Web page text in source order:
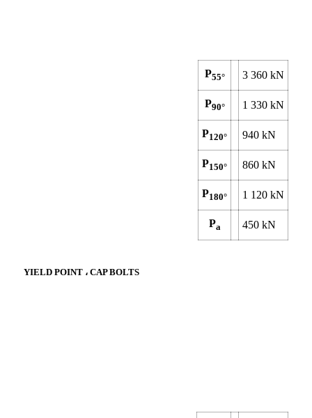
P55° 3 360kN
P90° 1 330kN
P120° 940kN
P150° 860kN
P180° 1 120kN
Pa 450kN
YIELD POINT ، CAP BOLTS